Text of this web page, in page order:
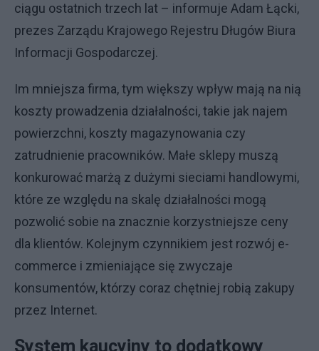
ciągu ostatnich trzech lat – informuje Adam Łącki,
prezes Zarządu Krajowego Rejestru Długów Biura
Informacji Gospodarczej.
Im mniejsza firma, tym większy wpływ mają na nią
koszty prowadzenia działalności, takie jak najem
powierzchni, koszty magazynowania czy
zatrudnienie pracowników. Małe sklepy muszą
konkurować marżą z dużymi sieciami handlowymi,
które ze względu na skalę działalności mogą
pozwolić sobie na znacznie korzystniejsze ceny
dla klientów. Kolejnym czynnikiem jest rozwój e-
commerce i zmieniające się zwyczaje
konsumentów, którzy coraz chętniej robią zakupy
przez Internet.
System kaucyjny to dodatkowy